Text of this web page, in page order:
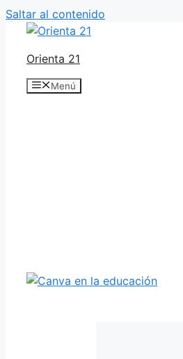
Saltar al contenido
Orienta 21
Menú